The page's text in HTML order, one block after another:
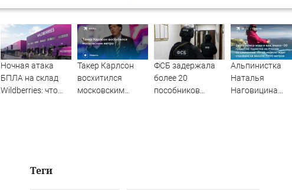
Ночная атака
БПЛА на склад
Wildberries: что
Такер Карлсон
восхитился
московским
ФСБ задержала
более 20
пособников
Альпинистка
Наталья
Наговицина
Теги